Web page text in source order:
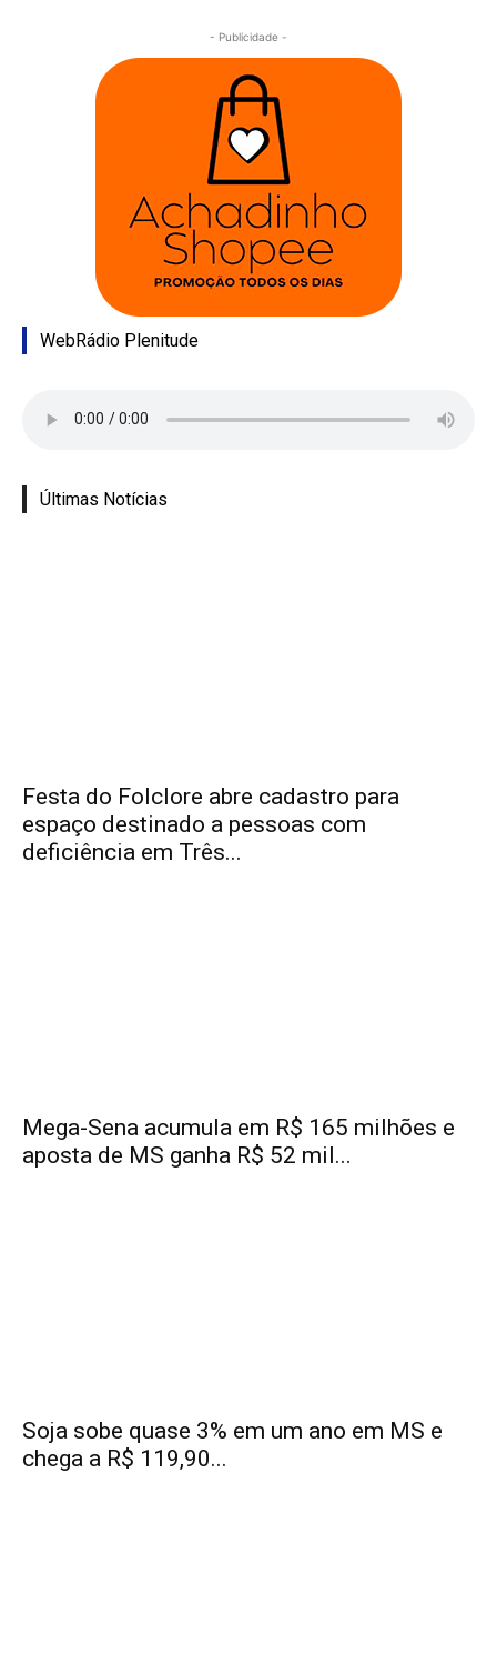
- Publicidade -
WebRádio Plenitude
Últimas Notícias
Festa do Folclore abre cadastro para
espaço destinado a pessoas com
deficiência em Três...
Mega-Sena acumula em R$ 165 milhões e
aposta de MS ganha R$ 52 mil...
Soja sobe quase 3% em um ano em MS e
chega a R$ 119,90...